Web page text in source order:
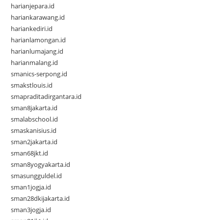
harianjepara.id
hariankarawang.id
hariankediri.id
harianlamongan.id
harianlumajang.id
harianmalang.id
smanics-serpong.id
smakstlouis.id
smapraditadirgantara.id
sman8jakarta.id
smalabschool.id
smaskanisius.id
sman2jakarta.id
sman68jkt.id
sman8yogyakarta.id
smasungguldel.id
sman1jogja.id
sman28dkijakarta.id
sman3jogja.id